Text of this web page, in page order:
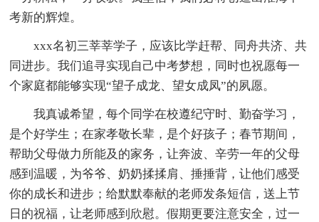
考新的辉煌。
xxx名初三莘莘学子，应该比学赶帮、同舟共济、共
同进步。我们追寻实现自己中考梦想，同时也祝愿每一
个家庭都能够实现“望子成龙、望女成凤”的夙愿。
我真诚希望，每个同学在校遵纪守时、勤奋学习，
是个好学生；在家孝敬长辈，是个好孩子；春节期间，
帮助父母做力所能及的家务，让奔波、辛劳一年的父母
感到温暖，为爷爷、奶奶揉揉肩、捶捶背，让他们感受
你的成长和进步；给默默奉献的老师发条短信，送上节
日的祝福，让老师感到欣慰。假期更要注意安全，过一